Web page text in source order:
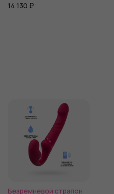
14 130 ₽
Безремневой страпон